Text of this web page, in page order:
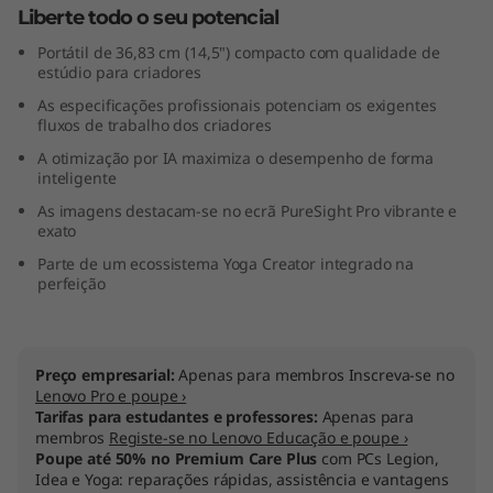
Liberte todo o seu potencial
Portátil de 36,83 cm (14,5") compacto com qualidade de
estúdio para criadores
As especificações profissionais potenciam os exigentes
fluxos de trabalho dos criadores
A otimização por IA maximiza o desempenho de forma
inteligente
As imagens destacam-se no ecrã PureSight Pro vibrante e
exato
Parte de um ecossistema Yoga Creator integrado na
perfeição
Preço empresarial:Apenas para membros Inscreva-se no
Lenovo Pro e poupe ›
Tarifas para estudantes e professores: Apenas para
membros Registe-se no Lenovo Educação e poupe ›
Poupe até 50% no Premium Care Plus com PCs Legion,
Idea e Yoga: reparações rápidas, assistência e vantagens